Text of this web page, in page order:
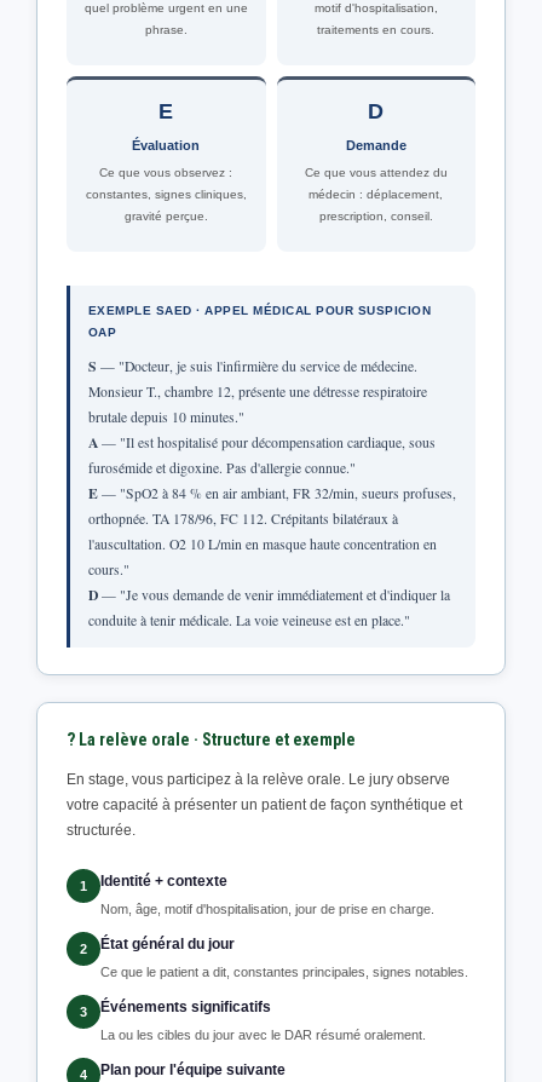
quel problème urgent en une
phrase.
motif d'hospitalisation,
traitements en cours.
E
Évaluation
Ce que vous observez :
constantes, signes cliniques,
gravité perçue.
D
Demande
Ce que vous attendez du
médecin : déplacement,
prescription, conseil.
EXEMPLE SAED · APPEL MÉDICAL POUR SUSPICION
OAP
S — "Docteur, je suis l'infirmière du service de médecine.
Monsieur T., chambre 12, présente une détresse respiratoire
brutale depuis 10 minutes."
A — "Il est hospitalisé pour décompensation cardiaque, sous
furosémide et digoxine. Pas d'allergie connue."
E — "SpO2 à 84 % en air ambiant, FR 32/min, sueurs profuses,
orthopnée. TA 178/96, FC 112. Crépitants bilatéraux à
l'auscultation. O2 10 L/min en masque haute concentration en
cours."
D — "Je vous demande de venir immédiatement et d'indiquer la
conduite à tenir médicale. La voie veineuse est en place."
? La relève orale · Structure et exemple
En stage, vous participez à la relève orale. Le jury observe
votre capacité à présenter un patient de façon synthétique et
structurée.
1 Identité + contexte
Nom, âge, motif d'hospitalisation, jour de prise en charge.
2 État général du jour
Ce que le patient a dit, constantes principales, signes notables.
3 Événements significatifs
La ou les cibles du jour avec le DAR résumé oralement.
4 Plan pour l'équipe suivante